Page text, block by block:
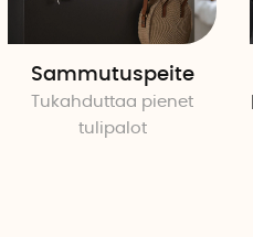
Sammutuspeite
Tukahduttaa pienet
tulipalot